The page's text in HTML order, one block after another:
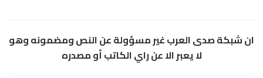
غير مسؤولة عن النص ومضمونه وهو
الا عن راي الكاتب أو مصدره